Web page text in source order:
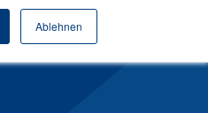
Ablehnen